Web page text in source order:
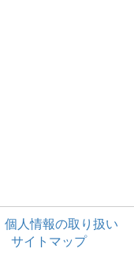
個人情報の取り扱い
サイトマップ